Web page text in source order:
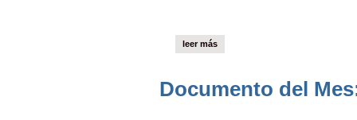
leer más
Documento del